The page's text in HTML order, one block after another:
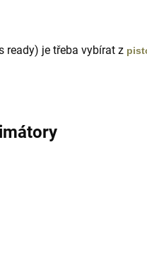
ready) je třeba vybírat z